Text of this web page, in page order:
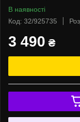
В наявності
Код: 32/925735
3 490 ₴